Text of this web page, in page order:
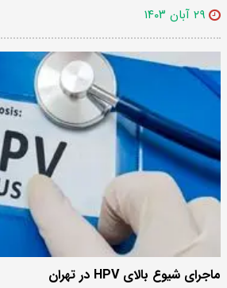
۲۹ آبان ۱۴۰۳
ماجرای شیوع بالای HPV در تهران